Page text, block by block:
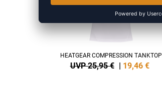
HEATGEAR COMPRESSION TANKTOP
UVP 25,95 € 19,46 €